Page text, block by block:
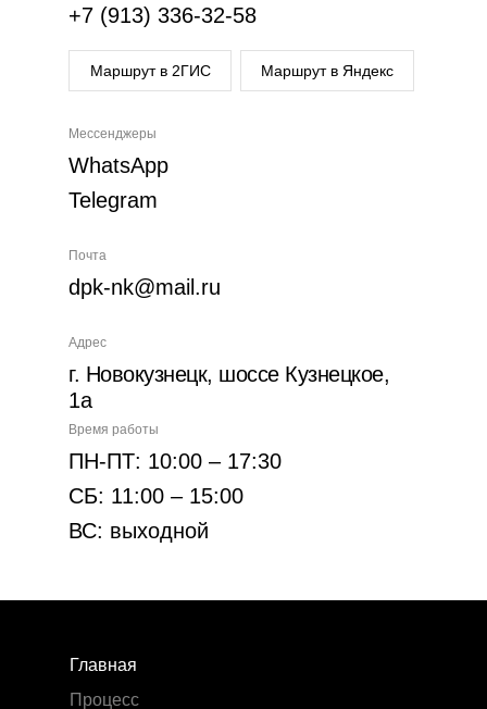
Мессенджеры
WhatsApp
Telegram
+7 (913) 336-32-58
Почта
dpk-nk@mail.ru
Время работы
ПН-ПТ: 10:00 – 17:30
СБ: 11:00 – 15:00
ВС: выходной
Адрес
г. Новокузнецк, шоссе Кузнецкое,
1а
Маршрут в 2ГИС Маршрут в Яндекс
Главная
Процесс